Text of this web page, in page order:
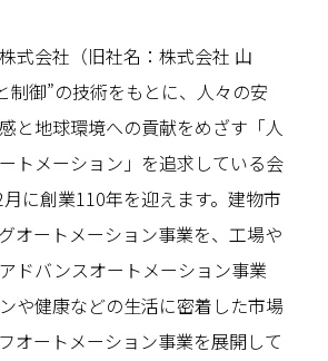
式会社（旧社名：株式会社 山
制御”の技術をもとに、人々の安
と地球環境への貢献をめざす「人
トメーション」を追求している会
に創業110年を迎えます。建物市
オートメーション事業を、工場や
ドバンスオートメーション事業
や健康などの生活に密着した市場
オートメーション事業を展開して